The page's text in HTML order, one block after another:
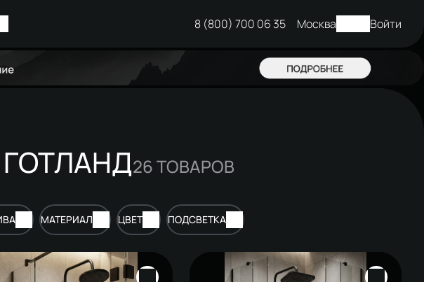
8 (800) 700 06 35 Москва Войти
26ТОВАРОВ
МАТЕРИАЛ ЦВЕТ ПОДСВЕТКА